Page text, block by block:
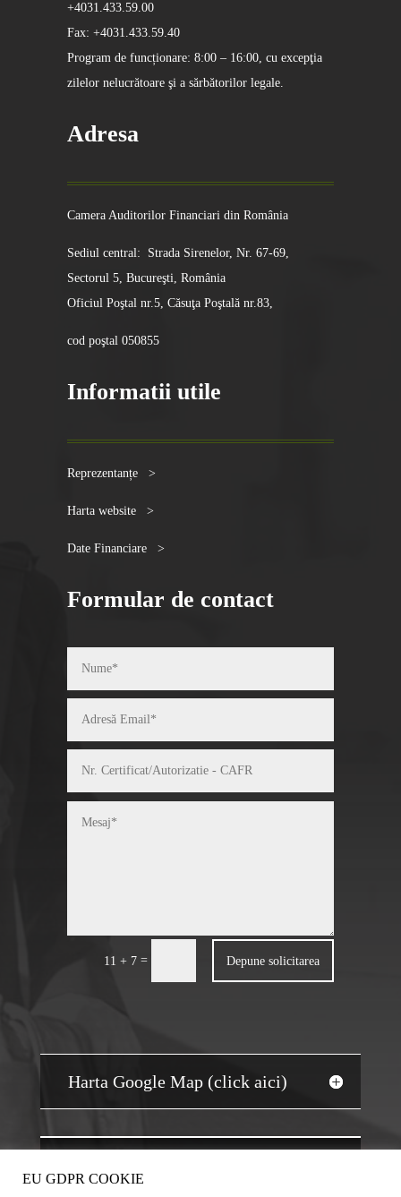
+4031.433.59.00
Fax: +4031.433.59.40
Program de funcționare: 8:00 – 16:00, cu excepţia
zilelor nelucrătoare şi a sărbătorilor legale.
Adresa
Camera Auditorilor Financiari din România
Sediul central: Strada Sirenelor, Nr. 67-69,
Sectorul 5, Bucureşti, România
Oficiul Poştal nr.5, Căsuţa Poştală nr.83,
cod poştal 050855
Informatii utile
Reprezentanțe >
Harta website >
Date Financiare >
Formular de contact
11 + 7 = Depune solicitarea
Harta Google Map (click aici)
EU GDPR COOKIE